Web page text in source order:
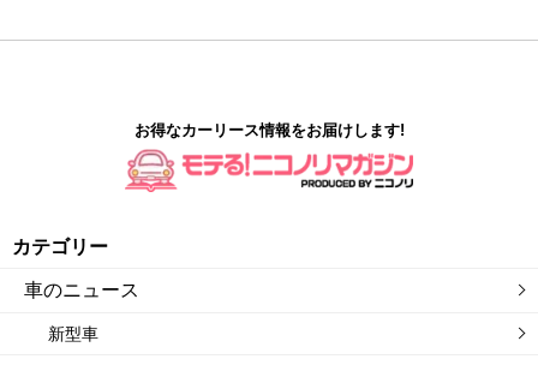
お得なカーリース情報をお届けします!
カテゴリー
車のニュース
新型車